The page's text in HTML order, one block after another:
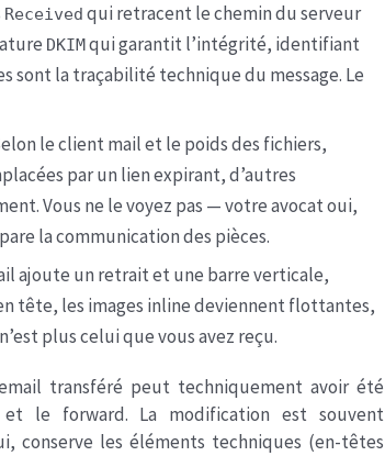
Received qui retracent le chemin du serveur
DKIMqui garantit l’intégrité, identifiant
sont la traçabilité technique du message. Le
le client mail et le poids des fichiers,
par un lien expirant, d’autres
Vous ne le voyez pas — votre avocat oui,
la communication des pièces.
ajoute un retrait et une barre verticale,
en tête, les images inline deviennent flottantes,
plus celui que vous avez reçu.
transféré peut techniquement avoir été
le forward. La modification est souvent
conserve les éléments techniques (en-têtes